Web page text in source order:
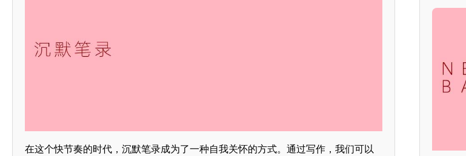
在这个快节奏的时代，沉默笔录成为了一种自我关怀的方式。通过写作，我们可以